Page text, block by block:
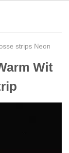
strips Neon
Wit